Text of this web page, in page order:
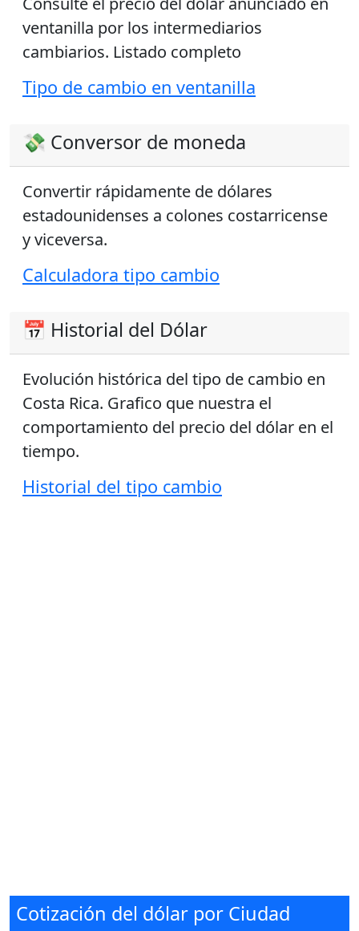
ventanilla por los intermediarios
cambiarios. Listado completo
Tipo de cambio en ventanilla
💸 Conversor de moneda
Convertir rápidamente de dólares
estadounidenses a colones costarricense
y viceversa.
Calculadora tipo cambio
📅 Historial del Dólar
Evolución histórica del tipo de cambio en
Costa Rica. Grafico que nuestra el
comportamiento del precio del dólar en el
tiempo.
Historial del tipo cambio
Cotización del dólar por Ciudad